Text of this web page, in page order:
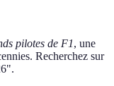
pilotes de F1, une
Recherchez sur